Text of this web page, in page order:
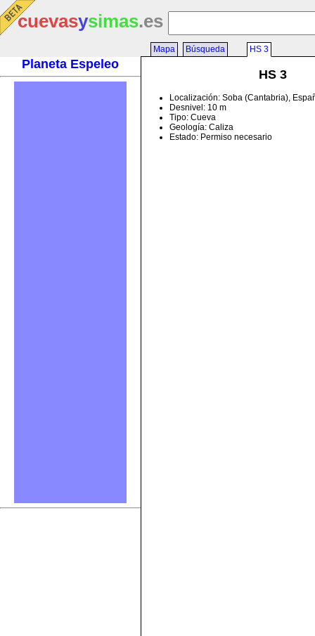
cuevasysimas.es
Planeta Espeleo
Mapa Búsqueda HS 3
HS 3
Localización: Soba (Cantabria),
Desnivel: 10 m
Tipo: Cueva
Geología: Caliza
Estado: Permiso necesario